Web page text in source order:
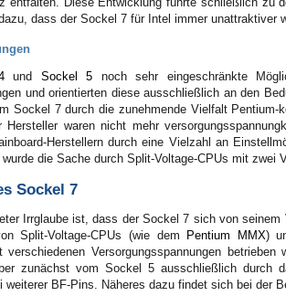
dass der Sockel 7 für Intel immer unattraktiver
und Sockel 5 noch sehr eingeschränkte
und orientierten diese ausschließlich an den
Sockel 7 durch die zunehmende Vielfalt Pentium-
Hersteller waren nicht mehr
Herstellern durch eine Vielzahl an
die Sache durch Split-Voltage-CPUs mit zwei
Sockel 7
Irrglaube ist, dass der Sockel 7 sich von seinem
Split-Voltage-CPUs (wie dem
Pentium MMX)
verschiedenen Versorgungsspannungen
zunächst vom Sockel 5 ausschließlich durch
weiterer BF-Pins. Näheres dazu findet sich bei der